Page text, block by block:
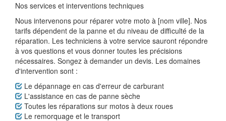
Nos services et interventions techniques
Nous intervenons pour réparer votre moto à [nom ville]. Nos
tarifs dépendent de la panne et du niveau de difficulté de la
réparation. Les techniciens à votre service sauront répondre
à vos questions et vous donner toutes les précisions
nécessaires. Songez à demander un devis. Les domaines
d'intervention sont :
Le dépannage en cas d'erreur de carburant
L'assistance en cas de panne sèche
Toutes les réparations sur motos à deux roues
Le remorquage et le transport